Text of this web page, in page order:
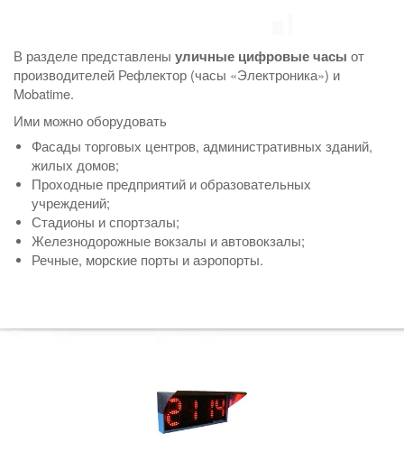
В разделе представлены уличные цифровые часы от
производителей Рефлектор (часы «Электроника») и
Mobatime.
Ими можно оборудовать
Фасады торговых центров, административных зданий,
жилых домов;
Проходные предприятий и образовательных
учреждений;
Стадионы и спортзалы;
Железнодорожные вокзалы и автовокзалы;
Речные, морские порты и аэропорты.